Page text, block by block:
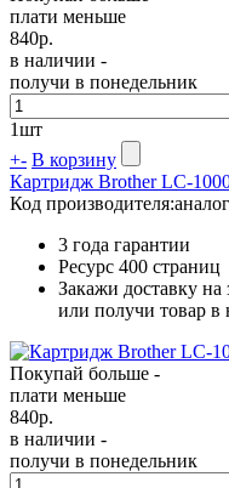
плати меньше
840р.
в наличии -
получи в понедельник
1шт
+- В корзину
Картридж Brother LC-
Код производителя:
3 года гарантии
Ресурс 400 страниц
Закажи доставку на
или получи товар в
Покупай больше -
плати меньше
840р.
в наличии -
получи в понедельник